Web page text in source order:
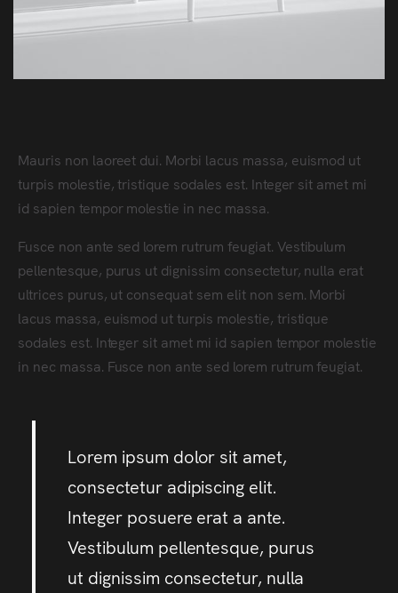
Mauris non laoreet dui. Morbi lacus massa, euismod ut
turpis molestie, tristique sodales est. Integer sit amet mi
id sapien tempor molestie in nec massa.
Fusce non ante sed lorem rutrum feugiat. Vestibulum
pellentesque, purus ut dignissim consectetur, nulla erat
ultrices purus, ut consequat sem elit non sem. Morbi
lacus massa, euismod ut turpis molestie, tristique
sodales est. Integer sit amet mi id sapien tempor molestie
in nec massa. Fusce non ante sed lorem rutrum feugiat.
Lorem ipsum dolor sit amet,
consectetur adipiscing elit.
Integer posuere erat a ante.
Vestibulum pellentesque, purus
ut dignissim consectetur, nulla